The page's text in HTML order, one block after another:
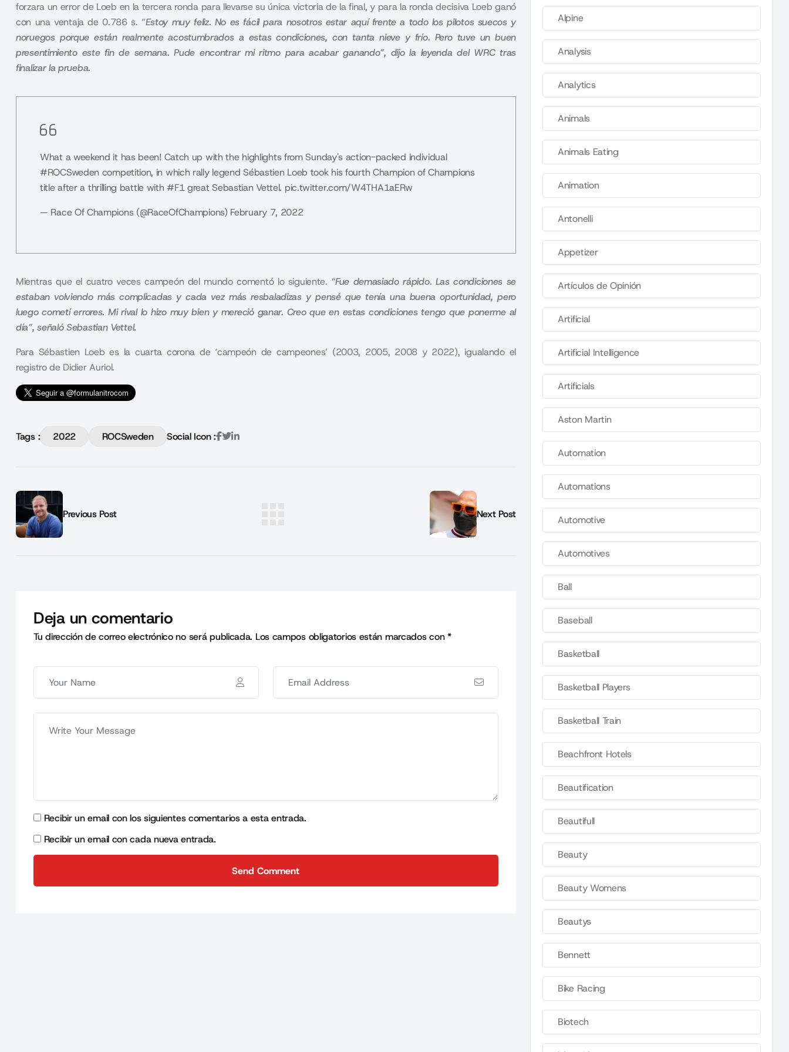
forzara un error de Loeb en la tercera ronda para llevarse su única victoria de la final, y para la ronda decisiva Loeb ganó
con una ventaja de 0.786 s. “Estoy muy feliz. No es fácil para nosotros estar aquí frente a todo los pilotos suecos y
noruegos porque están realmente acostumbrados a estas condiciones, con tanta nieve y frío. Pero tuve un buen
presentimiento este fin de semana. Pude encontrar mi ritmo para acabar ganando”, dijo la leyenda del WRC tras
finalizar la prueba.
What a weekend it has been! Catch up with the highlights from Sunday's action-packed individual
#ROCSweden competition, in which rally legend Sébastien Loeb took his fourth Champion of Champions
title after a thrilling battle with#F1great Sebastian Vettel. pic.twitter.com/W4THA1aERw
— Race Of Champions (@RaceOfChampions) February 7, 2022
Mientras que el cuatro veces campeón del mundo comentó lo siguiente. “Fue demasiado rápido. Las condiciones se
estaban volviendo más complicadas y cada vez más resbaladizas y pensé que tenía una buena oportunidad, pero
luego cometí errores. Mi rival lo hizo muy bien y mereció ganar. Creo que en estas condiciones tengo que ponerme al
día”, señaló Sebastian Vettel.
Para Sébastien Loeb es la cuarta corona de ‘campeón de campeones’ (2003, 2005, 2008 y 2022), igualando el
registro de Didier Auriol.
Tags : 2022 ROCSweden Social Icon :
Previous Post Next Post
Deja un comentario
Tu dirección de correo electrónico no será publicada. Los campos obligatorios están marcados con*
Recibir un email con los siguientes comentarios a esta entrada.
Recibir un email con cada nueva entrada.
Send Comment
Alpine
Analysis
Analytics
Animals
Animals Eating
Animation
Antonelli
Appetizer
Artículos de Opinión
Artificial
Artificial Intelligence
Artificials
Aston Martin
Automation
Automations
Automotive
Automotives
Ball
Baseball
Basketball
Basketball Players
Basketball Train
Beachfront Hotels
Beautification
Beautifull
Beauty
Beauty Womens
Beautys
Bennett
Bike Racing
Biotech